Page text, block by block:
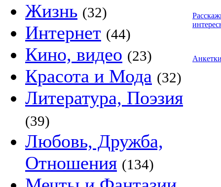
Жизнь (32)
Интернет (44)
Кино, видео (23)
Красота и Мода (32)
Литература, Поэзия
(39)
Любовь, Дружба,
Отношения (134)